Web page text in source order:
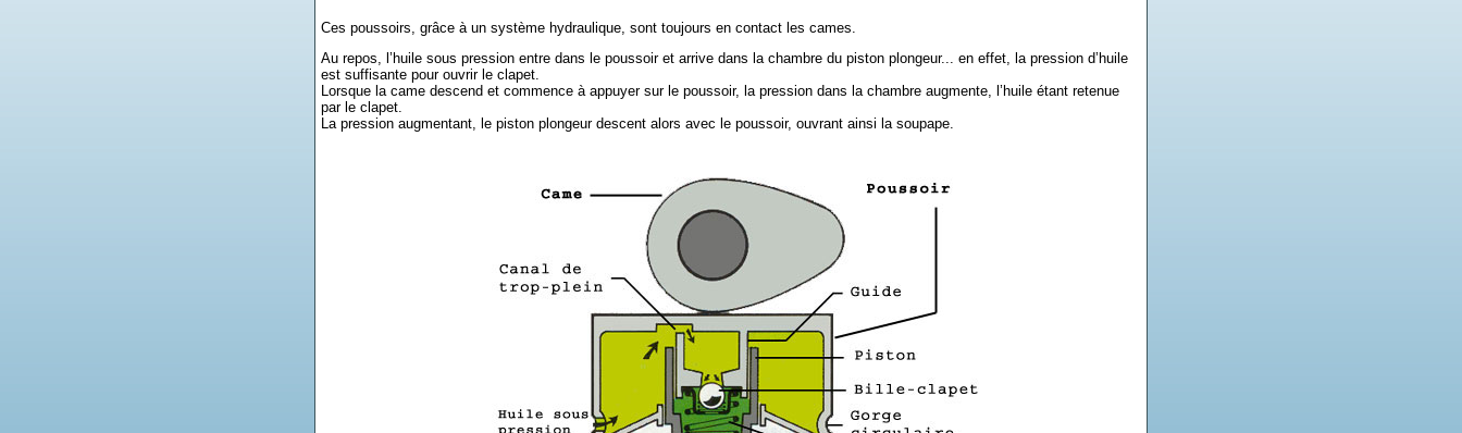
Ces poussoirs, grâce à un système hydraulique, sont toujours en contact les cames.
Au repos, l’huile sous pression entre dans le poussoir et arrive dans la chambre du piston plongeur... en effet, la pression d’huile
est suffisante pour ouvrir le clapet.
Lorsque la came descend et commence à appuyer sur le poussoir, la pression dans la chambre augmente, l’huile étant retenue
par le clapet.
La pression augmentant, le piston plongeur descent alors avec le poussoir, ouvrant ainsi la soupape.